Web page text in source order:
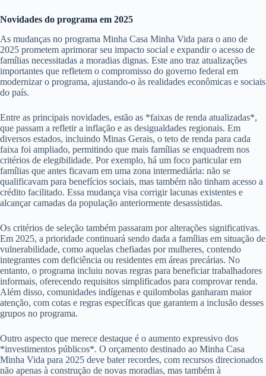
Novidades do programa em 2025
As mudanças no programa Minha Casa Minha Vida para o ano de
2025 prometem aprimorar seu impacto social e expandir o acesso de
famílias necessitadas a moradias dignas. Este ano traz atualizações
importantes que refletem o compromisso do governo federal em
modernizar o programa, ajustando-o às realidades econômicas e sociais
do país.
Entre as principais novidades, estão as *faixas de renda atualizadas*,
que passam a refletir a inflação e as desigualdades regionais. Em
diversos estados, incluindo Minas Gerais, o teto de renda para cada
faixa foi ampliado, permitindo que mais famílias se enquadrem nos
critérios de elegibilidade. Por exemplo, há um foco particular em
famílias que antes ficavam em uma zona intermediária: não se
qualificavam para benefícios sociais, mas também não tinham acesso a
crédito facilitado. Essa mudança visa corrigir lacunas existentes e
alcançar camadas da população anteriormente desassistidas.
Os critérios de seleção também passaram por alterações significativas.
Em 2025, a prioridade continuará sendo dada a famílias em situação de
vulnerabilidade, como aquelas chefiadas por mulheres, contendo
integrantes com deficiência ou residentes em áreas precárias. No
entanto, o programa incluiu novas regras para beneficiar trabalhadores
informais, oferecendo requisitos simplificados para comprovar renda.
Além disso, comunidades indígenas e quilombolas ganharam maior
atenção, com cotas e regras específicas que garantem a inclusão desses
grupos no programa.
Outro aspecto que merece destaque é o aumento expressivo dos
*investimentos públicos*. O orçamento destinado ao Minha Casa
Minha Vida para 2025 deve bater recordes, com recursos direcionados
não apenas à construção de novas moradias, mas também à